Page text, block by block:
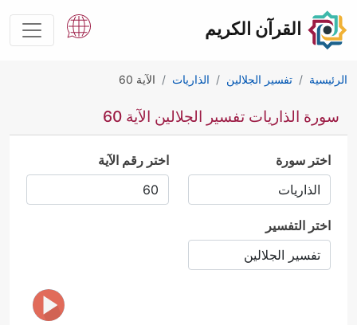
القرآن الكريم
الرئيسية تفسير الجلالين الذاريات الآية 60
سورة الذاريات تفسير الجلالين الآية 60
اختر سورة اختر رقم الآية
اختر التفسير